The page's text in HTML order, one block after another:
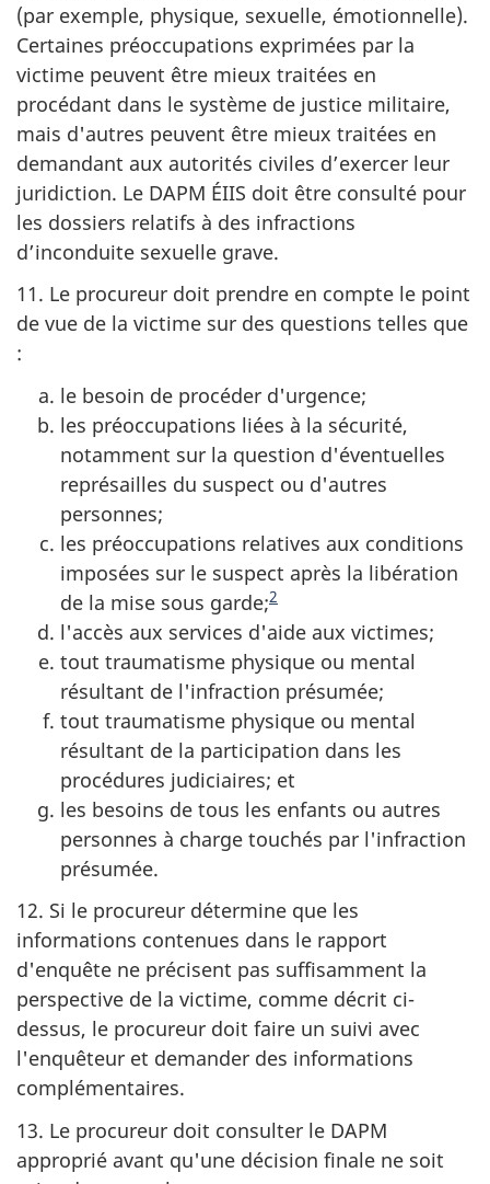
(par exemple, physique, sexuelle, émotionnelle).
Certaines préoccupations exprimées par la
victime peuvent être mieux traitées en
procédant dans le système de justice militaire,
mais d'autres peuvent être mieux traitées en
demandant aux autorités civiles d’exercer leur
juridiction. Le DAPM ÉIIS doit être consulté pour
les dossiers relatifs à des infractions
d’inconduite sexuelle grave.
11. Le procureur doit prendre en compte le point
de vue de la victime sur des questions telles que
:
le besoin de procéder d'urgence;
les préoccupations liées à la sécurité,
notamment sur la question d'éventuelles
représailles du suspect ou d'autres
personnes;
les préoccupations relatives aux conditions
imposées sur le suspect après la libération
de la mise sous garde;2
l'accès aux services d'aide aux victimes;
tout traumatisme physique ou mental
résultant de l'infraction présumée;
tout traumatisme physique ou mental
résultant de la participation dans les
procédures judiciaires; et
les besoins de tous les enfants ou autres
personnes à charge touchés par l'infraction
présumée.
12. Si le procureur détermine que les
informations contenues dans le rapport
d'enquête ne précisent pas suffisamment la
perspective de la victime, comme décrit ci-
dessus, le procureur doit faire un suivi avec
l'enquêteur et demander des informations
complémentaires.
13. Le procureur doit consulter le DAPM
approprié avant qu'une décision finale ne soit